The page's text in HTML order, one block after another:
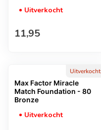
Uitverkocht
Normale prijs
11,95
Uitverkocht
Max Factor Miracle
Match Foundation - 80
Bronze
Uitverkocht